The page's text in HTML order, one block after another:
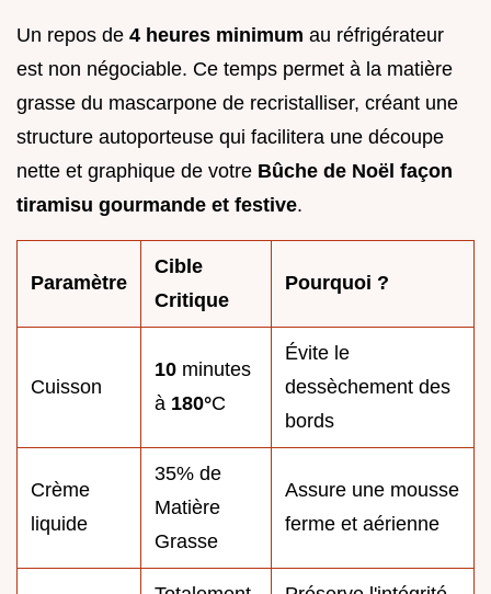
Un repos de 4 heures minimum au réfrigérateur
est non négociable. Ce temps permet à la matière
grasse du mascarpone de recristalliser, créant une
structure autoporteuse qui facilitera une découpe
nette et graphique de votre Bûche de Noël façon
tiramisu gourmande et festive.
Paramètre
Cible
Critique
Pourquoi ?
Cuisson
10 minutes
à 180°C
Évite le
dessèchement des
bords
Crème
liquide
35% de
Matière
Grasse
Assure une mousse
ferme et aérienne